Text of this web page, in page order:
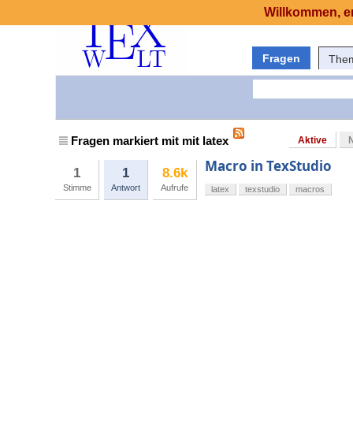
Fragen
Fragen markiert mit mit latex Aktive
1
Stimme
1
Antwort
8.6k
Aufrufe
Macro in TexStudio
latex texstudio macros
Willkommen,